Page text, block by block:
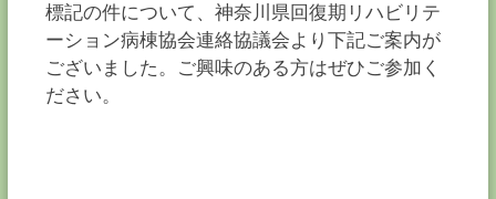
つ
く
る
千
葉
標記の件について、神奈川県回復期リハビリテ
ーション病棟協会連絡協議会より下記ご案内が
ございました。ご興味のある方はぜひご参加く
ださい。